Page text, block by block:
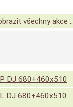
všechny akce
DJ 680+460x510
DJ 680+460x510